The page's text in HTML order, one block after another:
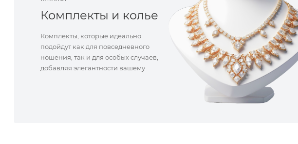
Комплекты и колье
Комплекты, которые идеально
подойдут как для повседневного
ношения, так и для особых случаев,
добавляя элегантности вашему